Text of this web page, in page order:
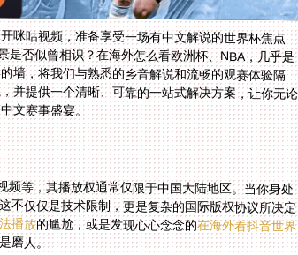
咪咕视频，准备享受一场有中文解说的世界杯焦点
否似曾相识？在海外怎么看欧洲杯、NBA，几乎是
墙，将我们与熟悉的乡音解说和流畅的观赛体验隔
提供一个清晰、可靠的一站式解决方案，让你无论
文赛事盛宴。
频等，其播放权通常仅限于中国大陆地区。当你身处
仅仅是技术限制，更是复杂的国际版权协议所决定
播放的尴尬，或是发现心心念念的在海外看抖音世界
磨人。